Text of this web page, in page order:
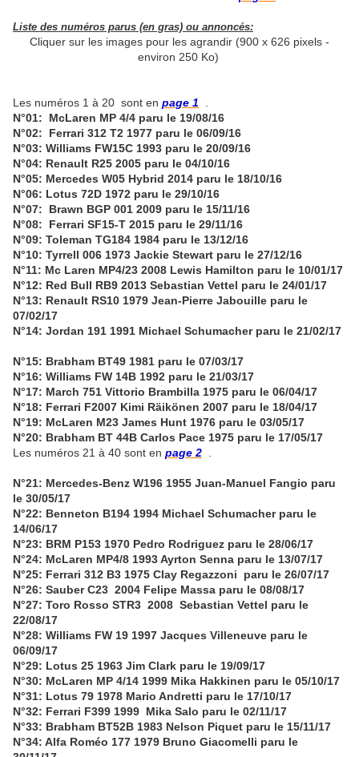
Liste des numéros parus (en gras) ou annoncés:
Cliquer sur les images pour les agrandir (900 x 626 pixels -
environ 250 Ko)
Les numéros 1 à 20 sont en page 1
N°01: McLaren MP 4/4 paru le 19/08/16
N°02: Ferrari 312 T2 1977 paru le 06/09/16
N°03: Williams FW15C 1993 paru le 20/09/16
N°04: Renault R25 2005 paru le 04/10/16
N°05: Mercedes W05 Hybrid 2014 paru le 18/10/16
N°06: Lotus 72D 1972 paru le 29/10/16
N°07: Brawn BGP 001 2009 paru le 15/11/16
N°08: Ferrari SF15-T 2015 paru le 29/11/16
N°09: Toleman TG184 1984 paru le 13/12/16
N°10: Tyrrell 006 1973 Jackie Stewart paru le 27/12/16
N°11: Mc Laren MP4/23 2008 Lewis Hamilton paru le 10/01/17
N°12: Red Bull RB9 2013 Sebastian Vettel paru le 24/01/17
N°13: Renault RS10 1979 Jean-Pierre Jabouille paru le
07/02/17
N°14: Jordan 191 1991 Michael Schumacher paru le 21/02/17
N°15: Brabham BT49 1981 paru le 07/03/17
N°16: Williams FW 14B 1992 paru le 21/03/17
N°17: March 751 Vittorio Brambilla 1975 paru le 06/04/17
N°18: Ferrari F2007 Kimi Räikönen 2007 paru le 18/04/17
N°19: McLaren M23 James Hunt 1976 paru le 03/05/17
N°20: Brabham BT 44B Carlos Pace 1975 paru le 17/05/17
Les numéros 21 à 40 sont en page 2
N°21: Mercedes-Benz W196 1955 Juan-Manuel Fangio paru
le 30/05/17
N°22: Benneton B194 1994 Michael Schumacher paru le
14/06/17
N°23: BRM P153 1970 Pedro Rodriguez paru le 28/06/17
N°24: McLaren MP4/8 1993 Ayrton Senna paru le 13/07/17
N°25: Ferrari 312 B3 1975 Clay Regazzoni paru le 26/07/17
N°26: Sauber C23 2004 Felipe Massa paru le 08/08/17
N°27: Toro Rosso STR3 2008 Sebastian Vettel paru le
22/08/17
N°28: Williams FW 19 1997 Jacques Villeneuve paru le
06/09/17
N°29: Lotus 25 1963 Jim Clark paru le 19/09/17
N°30: McLaren MP 4/14 1999 Mika Hakkinen paru le 05/10/17
N°31: Lotus 79 1978 Mario Andretti paru le 17/10/17
N°32: Ferrari F399 1999 Mika Salo paru le 02/11/17
N°33: Brabham BT52B 1983 Nelson Piquet paru le 15/11/17
N°34: Alfa Roméo 177 1979 Bruno Giacomelli paru le